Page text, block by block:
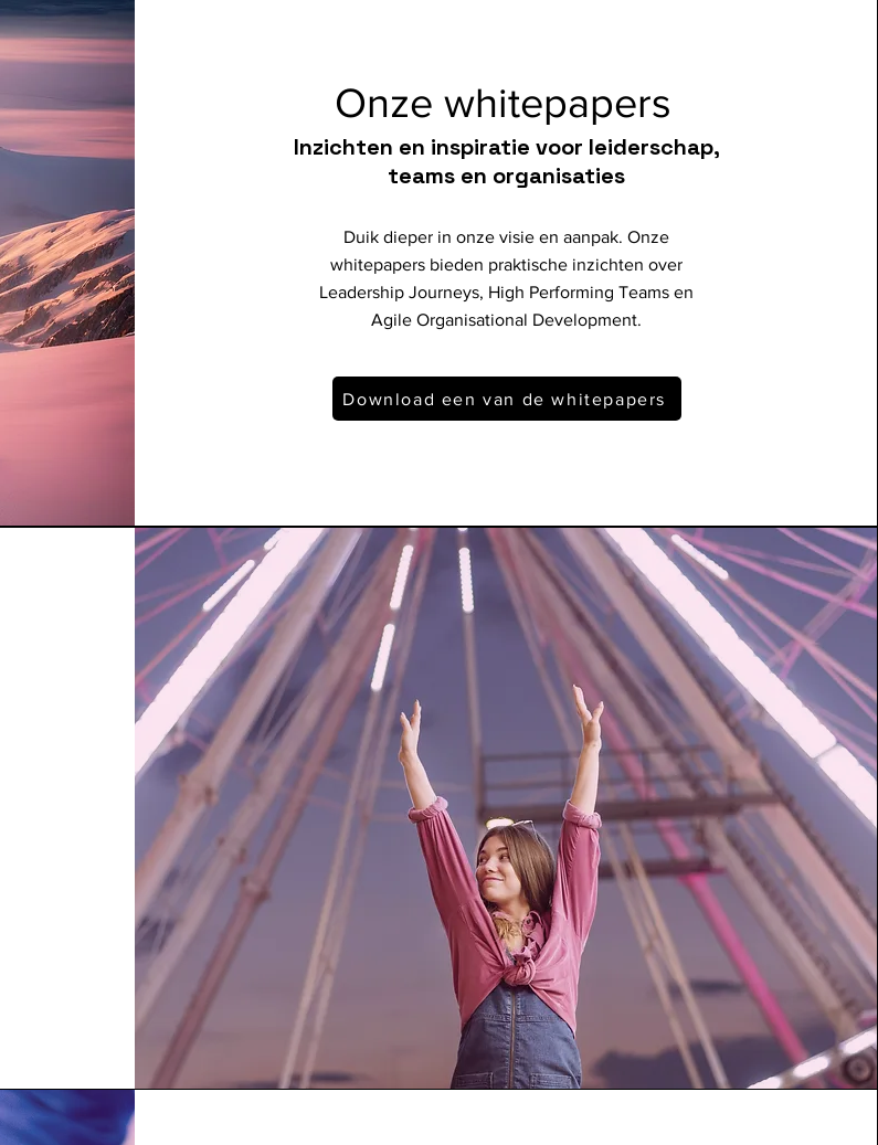
Onze whitepapers
Inzichten en inspiratie voor leiderschap,
teams en organisaties
Duik dieper in onze visie en aanpak. Onze
whitepapers bieden praktische inzichten over
Leadership Journeys, High Performing Teams en
Agile Organisational Development.
Download een van de whitepapers